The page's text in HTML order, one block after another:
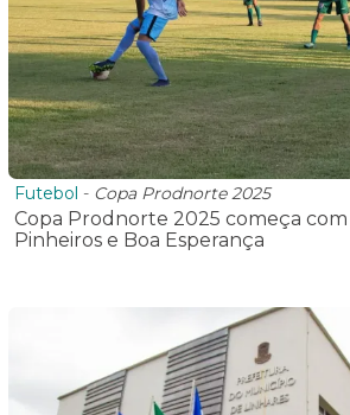
Futebol - Copa Prodnorte 2025
Copa Prodnorte 2025 começa
Pinheiros e Boa Esperança